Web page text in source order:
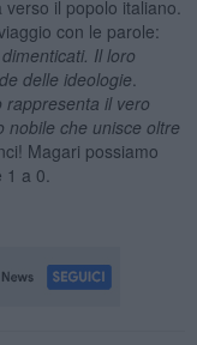
il popolo italiano.
con le parole:
Il loro
delle ideologie
rappresenta il vero
nobile che unisce oltre
Magari possiamo
a 0.